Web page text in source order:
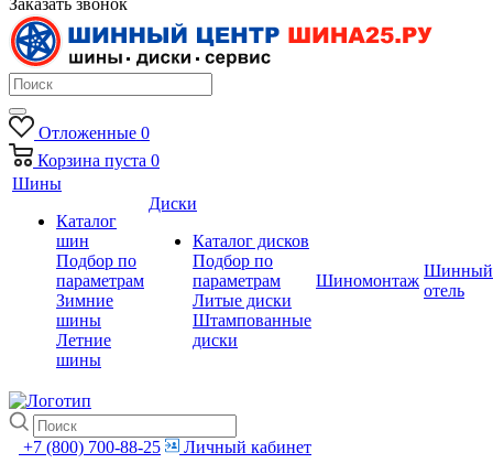
Заказать звонок
Отложенные 0
Корзина пуста 0
Шины
Каталог
шин
Подбор по
параметрам
Зимние
шины
Летние
шины
Диски
Каталог дисков
Подбор по
параметрам
Литые диски
Штампованные
диски
Шиномонтаж
Шинный
отель
+7 (800) 700-88-25
Личный кабинет